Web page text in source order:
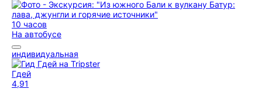
10 часов
На автобусе
индивидуальная
Гдей
4,91